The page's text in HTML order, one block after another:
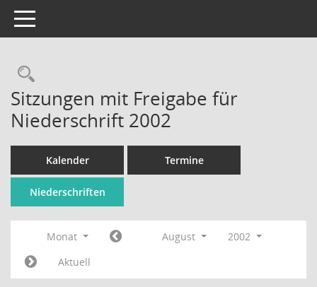
Toggle navigation
Rechercheauswahl
Sitzungen mit Freigabe für
Niederschrift 2002
Kalender Termine
Niederschriften
Monat August
2002
Aktuell